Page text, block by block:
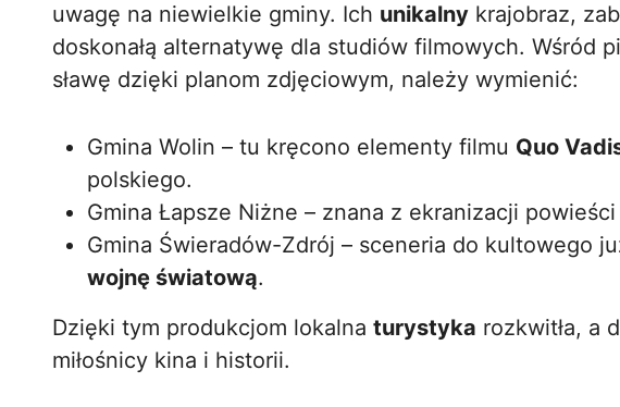
uwagę na niewielkie gminy. Ich unikalny krajobraz,
doskonałą alternatywę dla studiów filmowych. Wśród
sławę dzięki planom zdjęciowym, należy wymienić:
Gmina Wolin – tu kręcono elementy filmu Quo
polskiego.
Gmina Łapsze Niżne – znana z ekranizacji powieści
Gmina Świeradów-Zdrój – sceneria do kultowego
wojnę światową.
Dzięki tym produkcjom lokalna turystyka rozkwitła, a
miłośnicy kina i historii.